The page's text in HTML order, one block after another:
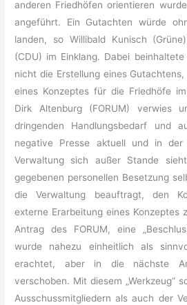
anderen Friedhöfen orientieren
angeführt. Ein Gutachten würde
landen, so Willibald Kunisch
(CDU) im Einklang. Dabei
nicht die Erstellung eines
eines Konzeptes für die Friedhöfe
Dirk Altenburg (FORUM) verwies
dringenden Handlungsbedarf und
negative Presse aktuell und in der
Verwaltung sich außer Stande
gegebenen personellen Besetzung
die Verwaltung beauftragt, den
externe Erarbeitung eines Konzeptes
Antrag des FORUM, eine
wurde nahezu einheitlich als
erachtet, aber in die nächste
verschoben. Mit diesem „Werkzeug“
Ausschussmitgliedern als auch der